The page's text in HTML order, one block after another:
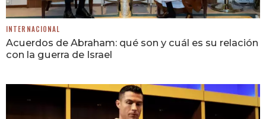
INTERNACIONAL
Acuerdos de Abraham: qué son y cuál es su relación
con la guerra de Israel